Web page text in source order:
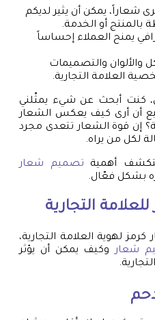
شعاراً، يمكن أن يثير لديكم
بالمنتج أو الخدمة.
يمنح العملاء إحساساً
والألوان والتصميمات
العلامة التجارية.
كنت أبحث عن شيء يمثّلني
أن أرى كيف يعكس الشعار
إن قوة الشعار تتعدى مجرد
لكل من يراه.
أهمية تصميم شعار
بشكل فعّال.
للعلامة التجارية
لهوية العلامة التجارية،
شعاروكيف يمكن أن يؤثر